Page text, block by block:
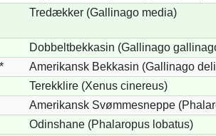
Tredækker (Gallinago media)
Dobbeltbekkasin (Gallinago
*
Amerikansk Bekkasin (Gallinago
Terekklire (Xenus cinereus)
Amerikansk Svømmesneppe
Odinshane (Phalaropus lobatus)